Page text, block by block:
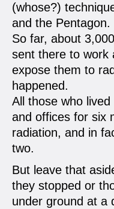
(whose?)
and the Pentagon.
So far, about
sent there to work
expose them to
happened.
All those who
and offices for six
radiation, and in
two.
But leave that
they stopped or
under ground at a